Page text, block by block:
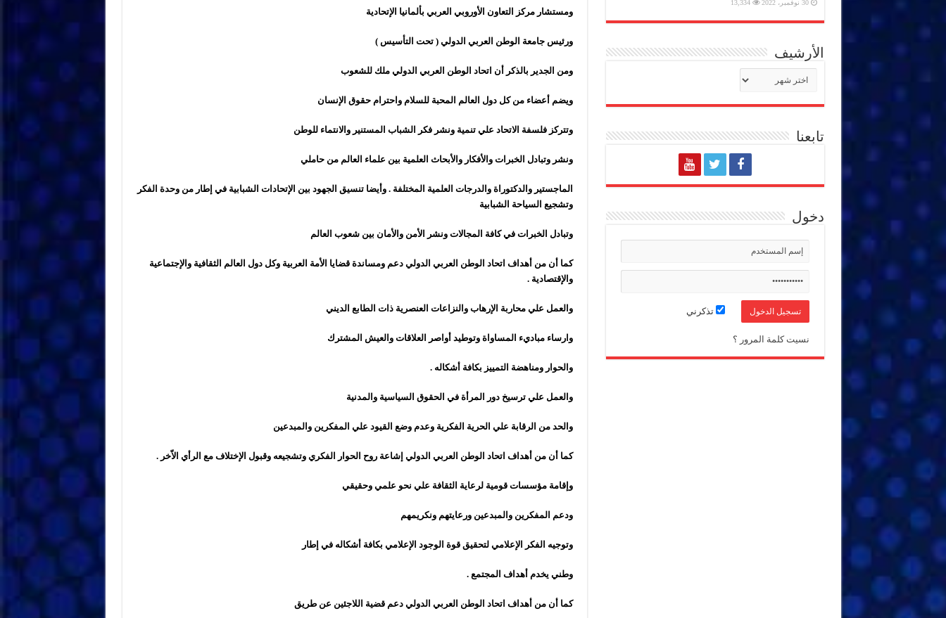
ومستشار مركز التعاون الأوروبي العربي بألمانيا الإتحادية
ورئيس جامعة الوطن العربي الدولي ( تحت التأسيس )
ومن الجدير بالذكر أن اتحاد الوطن العربي الدولي ملك للشعوب
ويضم أعضاء من كل دول العالم المحبة للسلام واحترام حقوق الإنسان
وتتركز فلسفة الاتحاد علي تنمية ونشر فكر الشباب المستنير والانتماء للوطن
ونشر وتبادل الخبرات والأفكار والأبحاث العلمية بين علماء العالم من حاملي
الماجستير والدكتوراة والدرجات العلمية المختلفة . وأيضا تنسيق الجهود بين الإتحادات الشبابية في إطار من وحدة الفكر
وتشجيع السياحة الشبابية
وتبادل الخبرات في كافة المجالات ونشر الأمن والأمان بين شعوب العالم
كما أن من أهداف اتحاد الوطن العربي الدولي دعم ومساندة قضايا الأمة العربية وكل دول العالم الثقافية والإجتماعية
والإقتصادية .
والعمل علي محاربة الإرهاب والنزاعات العنصرية ذات الطابع الديني
وارساء مباديء المساواة وتوطيد أواصر العلاقات والعيش المشترك
والحوار ومناهضة التمييز بكافة أشكاله .
والعمل علي ترسيخ دور المرأة في الحقوق السياسية والمدنية
والحد من الرقابة علي الحرية الفكرية وعدم وضع القيود علي المفكرين والمبدعين
كما أن من أهداف اتحاد الوطن العربي الدولي إشاعة روح الحوار الفكري وتشجيعه وقبول الإختلاف مع الرأي الاّخر .
وإقامة مؤسسات قومية لرعاية الثقافة علي نحو علمي وحقيقي
ودعم المفكرين والمبدعين ورعايتهم ونكريمهم
وتوجيه الفكر الإعلامي لتحقيق قوة الوجود الإعلامي بكافة أشكاله في إطار
وطني يخدم أهداف المجتمع .
كما أن من أهداف اتحاد الوطن العربي الدولي دعم قضية اللاجئين عن طريق
30 نوفمبر، 2022 13,334
الأرشيف
تابعنا
دخول
تذكرني
نسيت كلمة المرور ؟